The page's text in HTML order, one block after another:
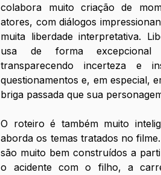
colabora muito criação de
atores, com diálogos
muita liberdade interpretativa.
usa de forma excepcional
transparecendo incerteza e
questionamentos e, em especial,
briga passada que sua
O roteiro é também muito
aborda os temas tratados no
são muito bem construídos a
o acidente com o filho, a